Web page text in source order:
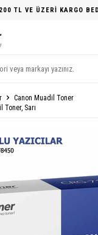
200 TL VE ÜZERİ KARGO
Canon Muadil Toner
Toner, Sarı